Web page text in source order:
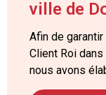
ville de
Afin de
Client Roi
nous avons